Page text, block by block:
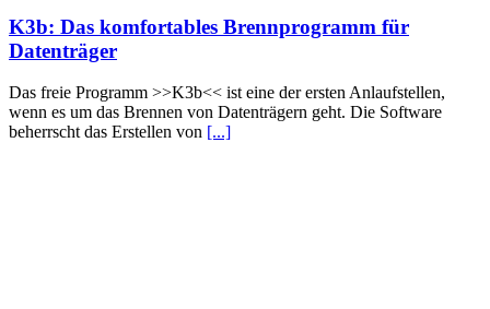
K3b: Das komfortables Brennprogramm für
Datenträger
Das freie Programm >>K3b<< ist eine der ersten Anlaufstellen,
wenn es um das Brennen von Datenträgern geht. Die Software
beherrscht das Erstellen von [...]